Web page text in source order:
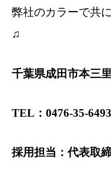
弊社のカラーで共
♫
千葉県成田市本三
TEL：0476-35-6493
採用担当：代表取